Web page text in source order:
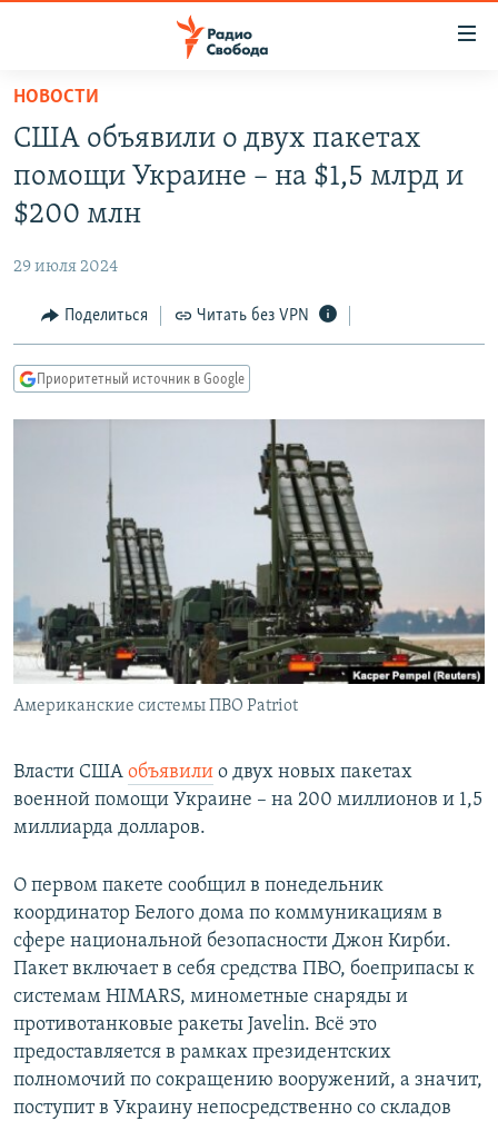
упрощенного
доступа
основному
Вернутся
Вернутся
ПРОГРАММЫ
АВТОРСКИЕ ПРОЕКТЫ
МНЕНИЯ
КУЛЬТУРА
КАВКАЗ.РЕАЛИИ
СИБИРЬ.РЕАЛИИ
РАСПИСАНИЕ ВЕЩАНИЯ
ПОДПИШИТЕСЬ НА РАССЫЛКУ
СОЦИАЛЬНЫЕ СЕТИ
Все сайты РСЕ/РС
НОВОСТИ
США объявили о двух пакетах
помощи Украине – на $1,5 млрд и
$200 млн
29 июля 2024
Поделиться Читать без VPN
Приоритетный источник в Google
Американские системы ПВО Patriot
Власти США объявили о двух новых пакетах
военной помощи Украине – на 200 миллионов и 1,5
миллиарда долларов.
О первом пакете сообщил в понедельник
координатор Белого дома по коммуникациям в
сфере национальной безопасности Джон Кирби.
Пакет включает в себя средства ПВО, боеприпасы к
системам HIMARS, минометные снаряды и
противотанковые ракеты Javelin. Всё это
предоставляется в рамках президентских
полномочий по сокращению вооружений, а значит,
поступит в Украину непосредственно со складов